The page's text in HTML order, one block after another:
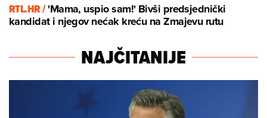
RTL.HR /'Mama, uspio sam!' Bivši predsjednički
kandidat i njegov nećak kreću na Zmajevu rutu
NAJČITANIJE